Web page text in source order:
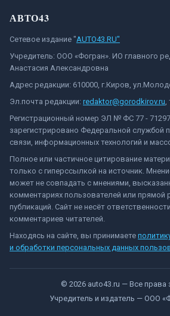
АВТО43
Сетевое издание "AUTO43.RU"
Учредитель: ООО «Фогран». ИО главного
Анастасия Александровна
Адрес редакции: 610000, г.Киров,
Эл.почта редакции: redaktor@gorodkirov.ru,
Регистрационный номер ЭЛ № ФС 77 -
зарегистрировано Федеральной службой
связи, информационных технологий и
Полное или частичное цитирование
только с гиперссылкой на источник.
может не совпадать с мнениями,
комментариях пользователей или прямой
публикаций. Сайт не несёт
комментариев читателей.
Находясь на сайте, вы принимаете
и обработки персональных данных
© 2026 auto43.ru — Все права
Учредитель и издатель — ООО